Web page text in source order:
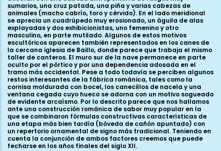
sumarios, una cruz patada, una piña y varias cabezas de
animales (macho cabrío, toro y cérvido). En el lado meridional
se aprecia un cuadrúpedo muy erosionado, un águila de alas
explayadas y dos exhibicionistas, uno femenino y otro
masculino, en parte mutilado. Algunos de estos motivos
escultóricos aparecen también representados en los canes de
la cercana iglesia de Baillo, donde parece que trabaja el mismo
taller de canteros. El muro sur de la nave permanece en parte
oculto por el pórtico y por una dependencia adosada en el
tramo más occidental. Pese a todo todavía se perciben algunos
restos interesantes de la fábrica románica, tales como la
cornisa moldurada con bocel, los canecillos de nacela y una
ventana cegada cuyo hueco se adorna con un motivo sogueado
de evidente arcaísmo. Por lo descrito parece que nos hallamos
ante una construcción románica de sabor muy popular en la
que se combinaron fórmulas constructivas características de
una etapa más bien tardía (bóveda de cañón apuntado) con
un repertorio ornamental de signo más tradicional. Teniendo en
cuenta la conjunción de ambos factores creemos que puede
fecharse en los años finales del siglo XII.